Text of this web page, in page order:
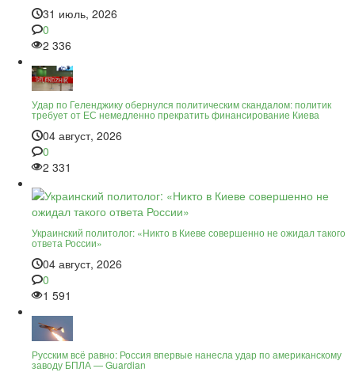
31 июль, 2026
0
2 336
Удар по Геленджику обернулся политическим скандалом: политик
требует от ЕС немедленно прекратить финансирование Киева
04 август, 2026
0
2 331
Украинский политолог: «Никто в Киеве совершенно не ожидал такого
ответа России»
04 август, 2026
0
1 591
Русским всё равно: Россия впервые нанесла удар по американскому
заводу БПЛА — Guardian